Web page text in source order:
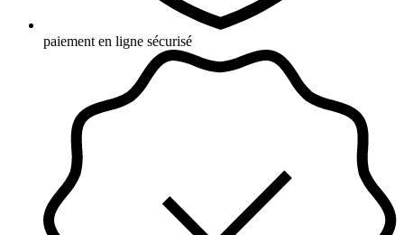
paiement en ligne sécurisé